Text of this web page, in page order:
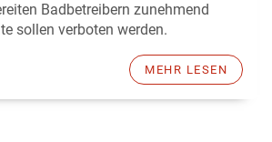
Badbetreibern zunehmend
sollen verboten werden.
MEHR LESEN